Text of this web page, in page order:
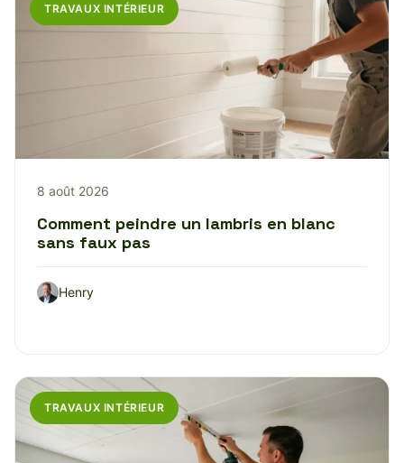
TRAVAUX INTÉRIEUR
8 août 2026
Comment peindre un lambris en blanc
sans faux pas
Henry
TRAVAUX INTÉRIEUR